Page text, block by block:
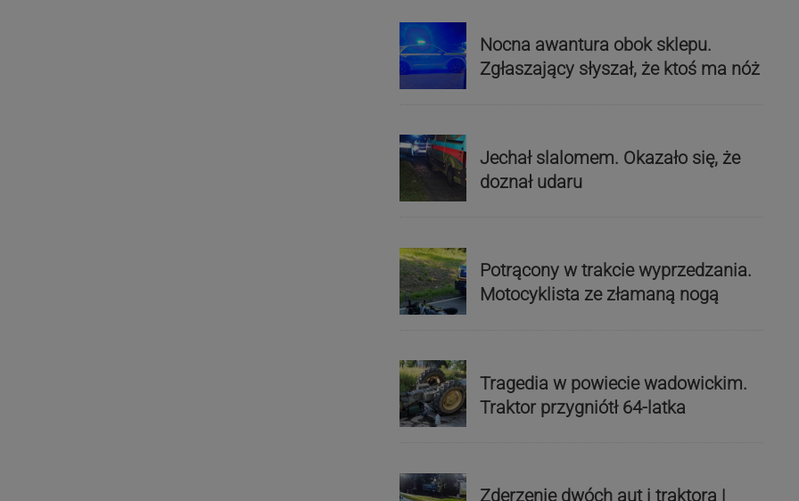
Nocna awantura obok sklepu.
Zgłaszający słyszał, że ktoś ma nóż
Jechał slalomem. Okazało się, że
doznał udaru
Potrącony w trakcie wyprzedzania.
Motocyklista ze złamaną nogą
Tragedia w powiecie wadowickim.
Traktor przygniótł 64-latka
Zderzenie dwóch aut i traktora |